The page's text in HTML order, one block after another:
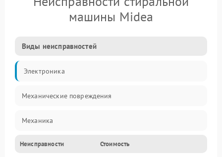
машины Midea
Виды неисправностей
Электроника
Механические повреждения
Механика
Электропитание
Неисправности Стоимость